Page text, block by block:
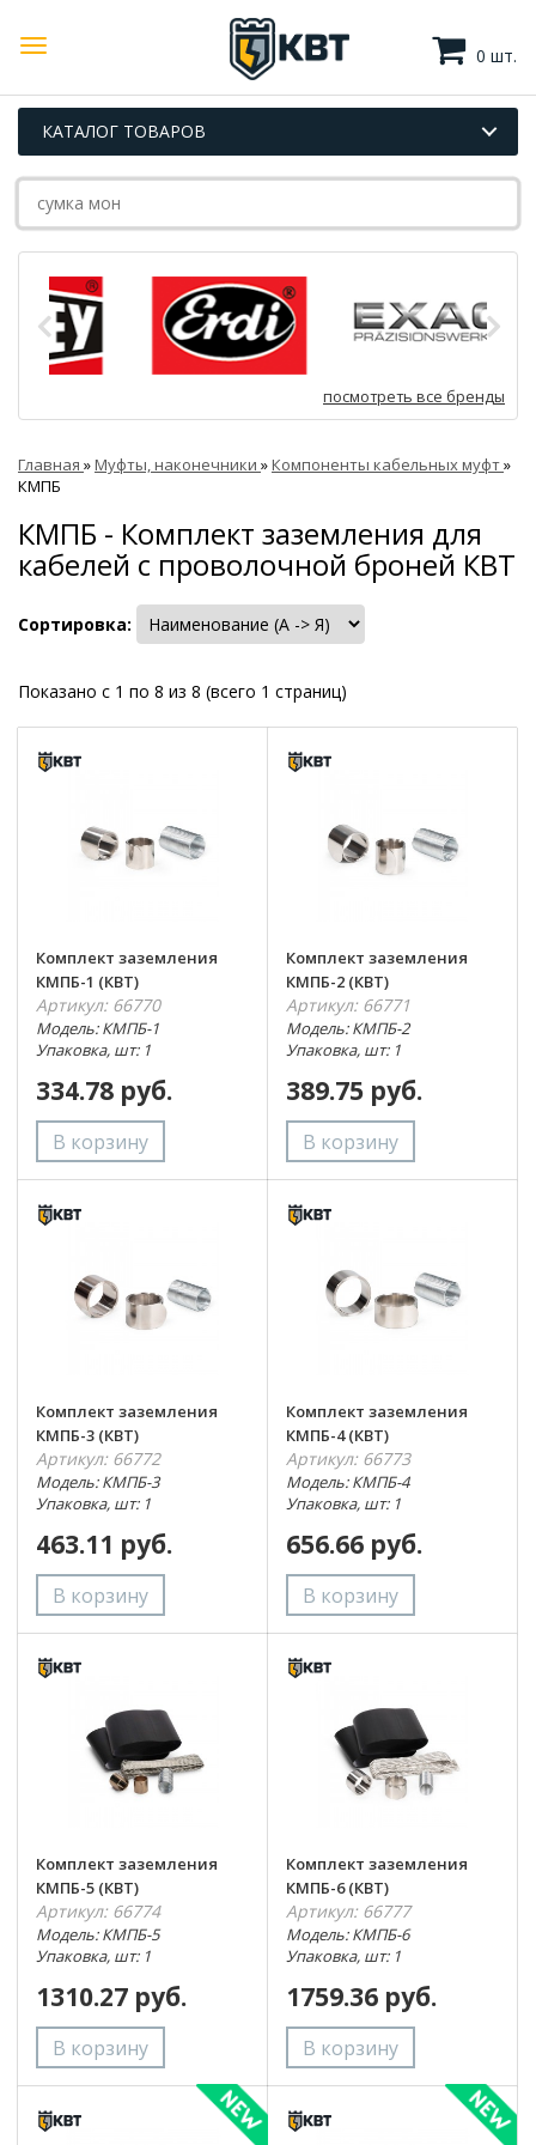
0 шт.
КАТАЛОГ ТОВАРОВ
посмотреть все бренды
Главная »Муфты, наконечники »Компоненты кабельных муфт»
КМПБ
КМПБ - Комплект заземления для
кабелей с проволочной броней КВТ
Сортировка:
Показано с 1 по 8 из 8 (всего 1 страниц)
Комплект заземления
КМПБ-1 (КВТ)
Артикул: 66770
Модель: КМПБ-1
Упаковка, шт: 1
334.78 руб.
Комплект заземления
КМПБ-2 (КВТ)
Артикул: 66771
Модель: КМПБ-2
Упаковка, шт: 1
389.75 руб.
Комплект заземления
КМПБ-3 (КВТ)
Артикул: 66772
Модель: КМПБ-3
Упаковка, шт: 1
463.11 руб.
Комплект заземления
КМПБ-4 (КВТ)
Артикул: 66773
Модель: КМПБ-4
Упаковка, шт: 1
656.66 руб.
Комплект заземления
КМПБ-5 (КВТ)
Артикул: 66774
Модель: КМПБ-5
Упаковка, шт: 1
1310.27 руб.
Комплект заземления
КМПБ-6 (КВТ)
Артикул: 66777
Модель: КМПБ-6
Упаковка, шт: 1
1759.36 руб.